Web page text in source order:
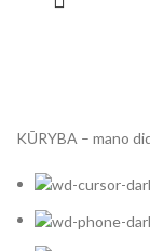
KŪRYBA – mano